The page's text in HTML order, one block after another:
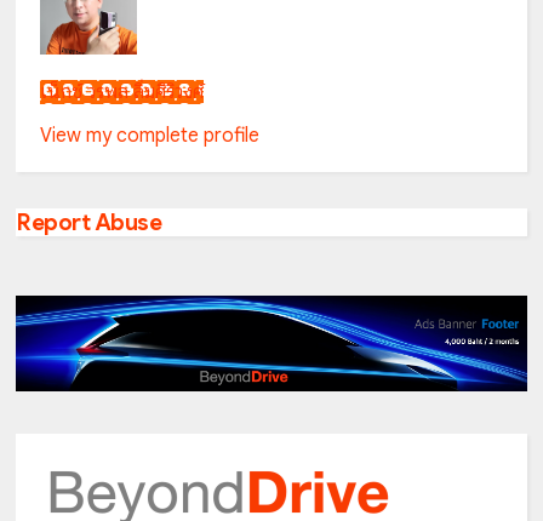
เน็กซ์ วรพล ลิ่มศิริวงศ์
View my complete profile
Report Abuse